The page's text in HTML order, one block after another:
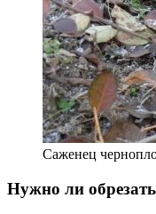
Саженец
Нужно ли